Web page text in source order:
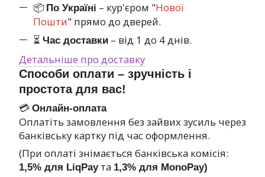
📦 По Україні – кур'єром "Нової
Пошти" прямо до дверей.
⏳ Час доставки – від 1 до 4 днів.
Детальніше про доставку
Способи оплати – зручність і
простота для вас!
💳 Онлайн-оплата
Оплатіть замовлення без зайвих зусиль через
банківську картку під час оформлення.
(При оплаті знімається банківська комісія:
1,5% для LiqPayта 1,3% для MonoPay)